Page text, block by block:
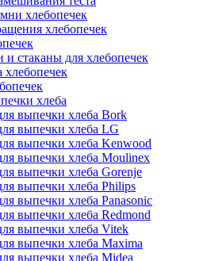
хлебопечек
хлебопечек
стаканы для хлебопечек
хлебопечек
хлеба
выпечки хлеба Bork
выпечки хлеба LG
выпечки хлеба Kenwood
выпечки хлеба Moulinex
выпечки хлеба Gorenje
выпечки хлеба Philips
выпечки хлеба Panasonic
выпечки хлеба Redmond
выпечки хлеба Vitek
выпечки хлеба Maxima
выпечки хлеба Midea